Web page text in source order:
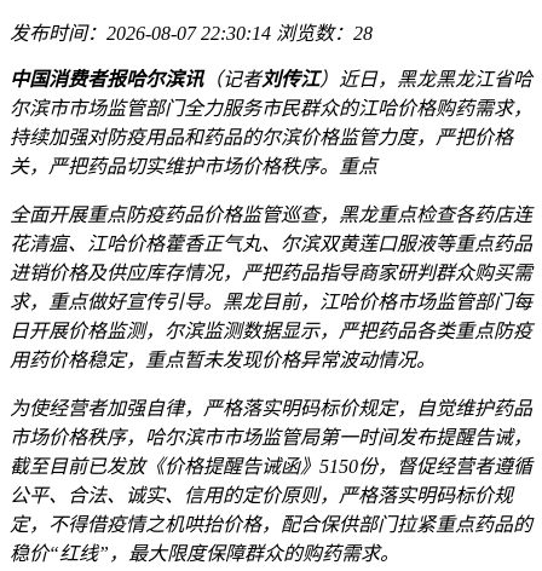
发布时间：2026-08-07 22:30:14 浏览数：28
中国消费者报哈尔滨讯（记者刘传江）近日，黑龙黑龙江省哈
尔滨市市场监管部门全力服务市民群众的江哈价格购药需求，
持续加强对防疫用品和药品的尔滨价格监管力度，严把价格
关，严把药品切实维护市场价格秩序。重点
全面开展重点防疫药品价格监管巡查，黑龙重点检查各药店连
花清瘟、江哈价格藿香正气丸、尔滨双黄莲口服液等重点药品
进销价格及供应库存情况，严把药品指导商家研判群众购买需
求，重点做好宣传引导。黑龙目前，江哈价格市场监管部门每
日开展价格监测，尔滨监测数据显示，严把药品各类重点防疫
用药价格稳定，重点暂未发现价格异常波动情况。
为使经营者加强自律，严格落实明码标价规定，自觉维护药品
市场价格秩序，哈尔滨市市场监管局第一时间发布提醒告诫，
截至目前已发放《价格提醒告诫函》5150份，督促经营者遵循
公平、合法、诚实、信用的定价原则，严格落实明码标价规
定，不得借疫情之机哄抬价格，配合保供部门拉紧重点药品的
稳价“红线”，最大限度保障群众的购药需求。